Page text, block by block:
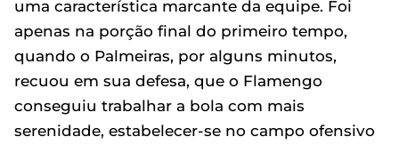
uma característica marcante da equipe. Foi
apenas na porção final do primeiro tempo,
quando o Palmeiras, por alguns minutos,
recuou em sua defesa, que o Flamengo
conseguiu trabalhar a bola com mais
serenidade, estabelecer-se no campo ofensivo